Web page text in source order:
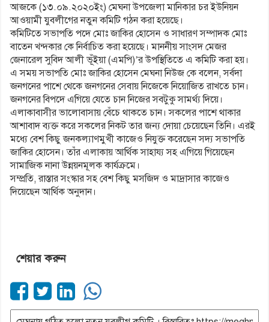
আজকে (১৩.০৯.২০২০ইং) মেঘনা উপজেলা মানিকার চর ইউনিয়ন
আওয়ামী যুবলীগের নতুন কমিটি গঠন করা হয়েছে।
কমিটিতে সভাপতি পদে মোঃ জাকির হোসেন ও সাধারণ সম্পাদক মোঃ
বাতেন খন্দকার কে নির্বাচিত করা হয়েছে। মাননীয় সাংসদ মেজর
জেনারেল সুবিদ আলী ভূঁইয়া (এমপি)’র উপস্থিতিতে এ কমিটি করা হয়।
এ সময় সভাপতি মোঃ জাকির হোসেন মেঘনা নিউজ কে বলেন, সর্বদা
জনগনের পাশে থেকে জনগনের সেবায় নিজেকে নিয়োজিত রাখতে চান।
জনগনের বিপদে এগিয়ে যেতে চান নিজের সবটুকু সামর্থ্য দিয়ে।
এলাকাবাসীর ভালোবাসায় বেঁচে থাকতে চান। সকলের পাশে থাকার
আশাবাদ ব্যক্ত করে সকলের নিকট তার জন্য দোয়া চেয়েছেন তিনি। এরই
মধ্যে বেশ কিছু জনকল্যাণমুখী কাজেও নিযুক্ত করেছেন সদ্য সভাপতি
জাকির হোসেন। তাঁর এলাকায় আর্থিক সাহায্য সহ এগিয়ে গিয়েছেন
সামাজিক নানা উন্নয়নমূলক কার্যক্রমে।
সম্প্রতি, রাস্তার সংস্কার সহ বেশ কিছু মসজিদ ও মাদ্রাসার কাজেও
দিয়েছেন আর্থিক অনুদান।
শেয়ার করুন